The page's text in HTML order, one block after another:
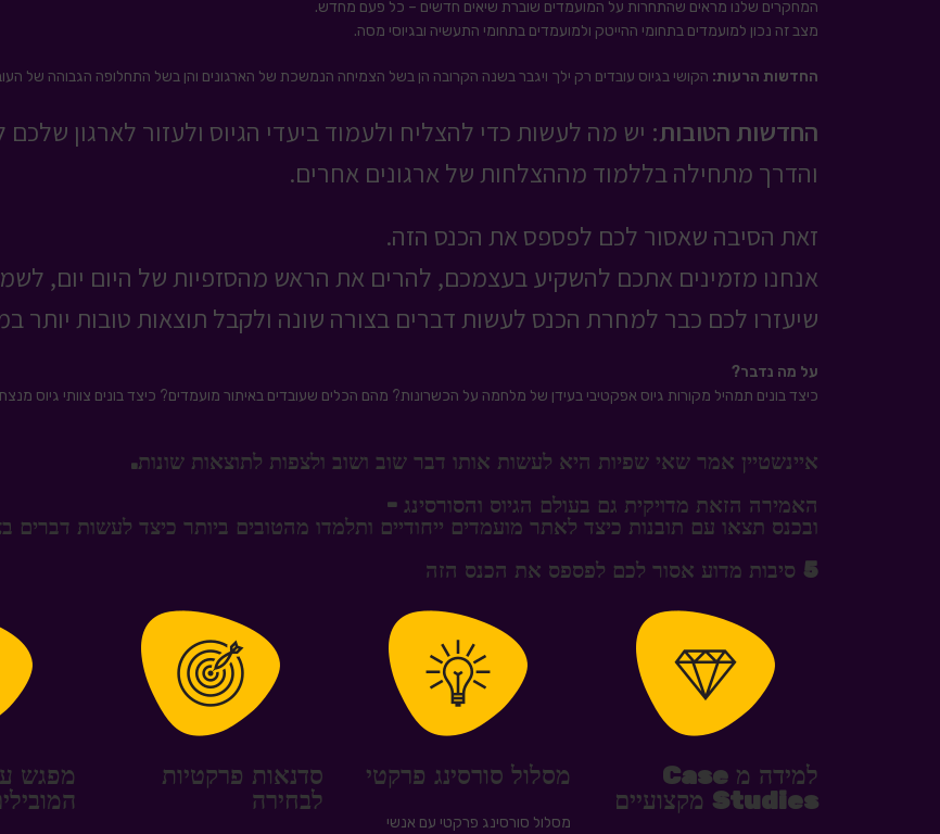
המחקרים שלנו מראים שהתחרות על המועמדים שוברת שיאים חדשים – כל פעם מחדש.
מצב זה נכון למועמדים בתחומי ההייטק ולמועמדים בתחומי התעשיה ובגיוסי מסה.
החדשות הרעות: הקושי בגיוס עובדים רק ילך ויגבר בשנה הקרובה הן בשל הצמיחה הנמשכת של הארגונים והן בשל התחלופה הגבוהה של
החדשות הטובות: יש מה לעשות כדי להצליח ולעמוד ביעדי הגיוס ולעזור לארגון
והדרך מתחילה בללמוד מההצלחות של ארגונים אחרים.
זאת הסיבה שאסור לכם לפספס את הכנס הזה.
אנחנו מזמינים אתכם להשקיע בעצמכם, להרים את הראש מהסזפיות של היום יום,
שיעזרו לכם כבר למחרת הכנס לעשות דברים בצורה שונה ולקבל תוצאות טובות יותר
על מה נדבר?
כיצד בונים תמהיל מקורות גיוס אפקטיבי בעידן של מלחמה על הכשרונות? מהם הכלים שעובדים באיתור מועמדים? כיצד בונים צוותי גיוס
איינשטיין אמר שאי שפיות היא לעשות אותו דבר שוב ושוב ולצפות לתוצאות שונות.
האמירה הזאת מדויקית גם בעולם הגיוס והסורסינג -
ובכנס תצאו עם תובנות כיצד לאתר מועמדים ייחודיים ותלמדו מהטובים ביותר כיצד לעשות דברים
5 סיבות מדוע אסור לכם לפספס את הכנס הזה
למידה מ Case
Studies מקצועיים
מסלול סורסינג פרקטי
מסלול סורסינג פרקטי עם אנשי
סדנאות פרקטיות
לבחירה
מפגש